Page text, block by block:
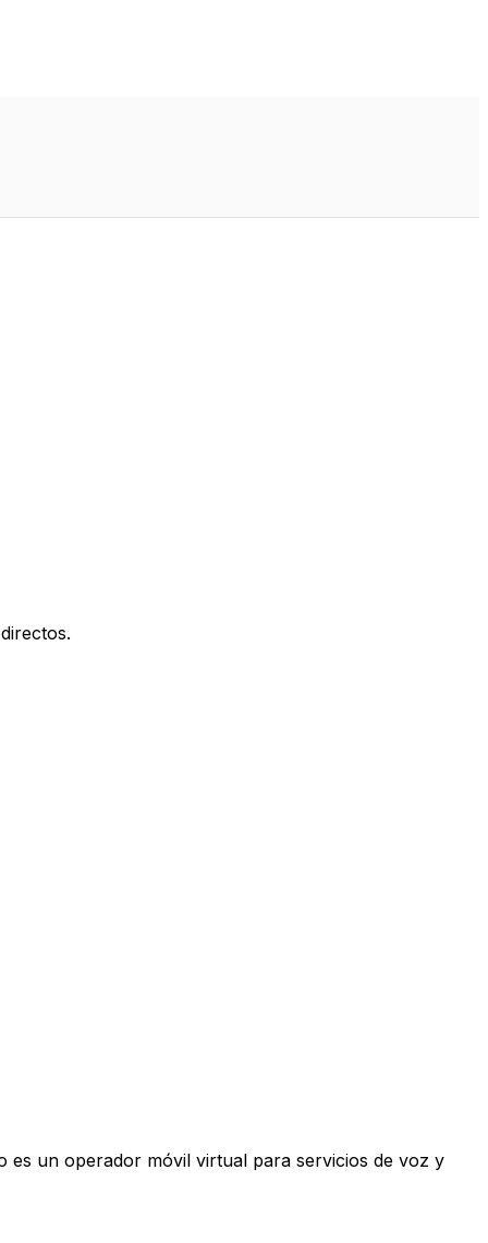
es un operador móvil virtual para servicios de voz y